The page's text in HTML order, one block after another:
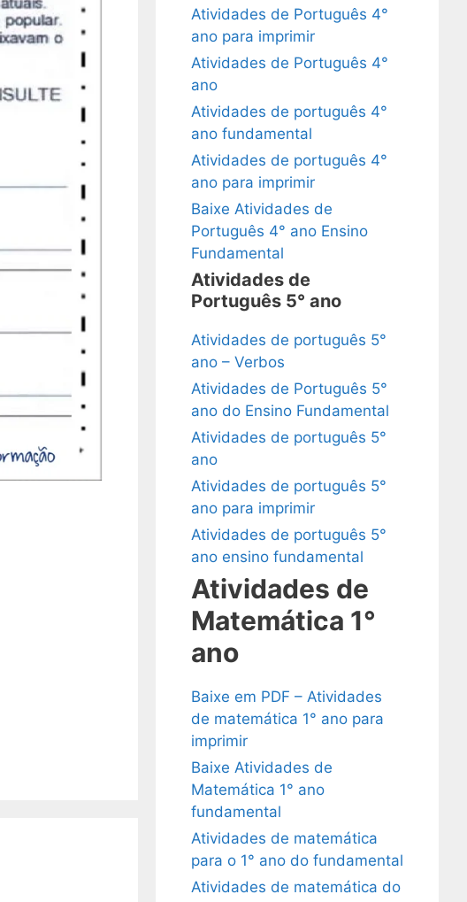
Atividades de Português 4°
ano para imprimir
Atividades de Português 4°
ano
Atividades de português 4°
ano fundamental
Atividades de português 4°
ano para imprimir
Baixe Atividades de
Português 4° ano Ensino
Fundamental
Atividades de
Português 5° ano
Atividades de português 5°
ano – Verbos
Atividades de Português 5°
ano do Ensino Fundamental
Atividades de português 5°
ano
Atividades de português 5°
ano para imprimir
Atividades de português 5°
ano ensino fundamental
Atividades de
Matemática 1°
ano
Baixe em PDF – Atividades
de matemática 1° ano para
imprimir
Baixe Atividades de
Matemática 1° ano
fundamental
Atividades de matemática
para o 1° ano do fundamental
Atividades de matemática do